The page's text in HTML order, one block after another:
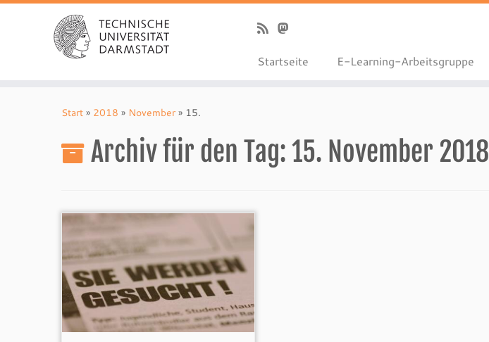
Startseite E-Learning-Arbeitsgruppe
Start » 2018 » November » 15.
Archiv für den Tag:15. November 2018